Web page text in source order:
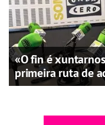
«O fin é
primeira ruta de